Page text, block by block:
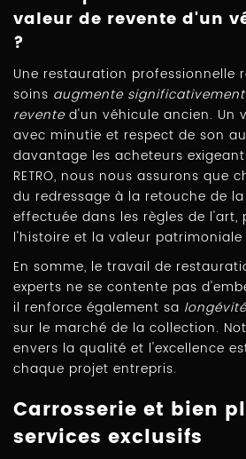
valeur de revente d'un
?
Une restauration professionnelle
soins augmente
revente d'un véhicule ancien. Un
avec minutie et respect de son
davantage les acheteurs
RETRO, nous nous assurons que
du redressage à la retouche de
effectuée dans les règles de l'art,
l'histoire et la valeur
En somme, le travail de
experts ne se contente pas
il renforce également sa longévité
sur le marché de la collection.
envers la qualité et l'excellence
chaque projet entrepris.
Carrosserie et bien
services exclusifs